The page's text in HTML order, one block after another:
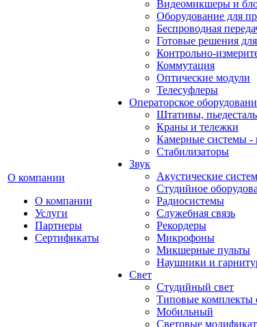
О компании
О компании
Услуги
Партнеры
Сертификаты
Видеомикшеры и
Оборудование для
Беспроводная
Готовые решения
Контрольно-
Коммутация
Оптические модули
Телесуфлеры
Операторское
Штативы,
Краны и тележки
Камерные системы -
Стабилизаторы
Звук
Акустические
Студийное
Радиосистемы
Служебная связь
Рекордеры
Микрофоны
Микшерные пульты
Наушники и
Свет
Студийный свет
Типовые комплекты
Мобильный
Световые